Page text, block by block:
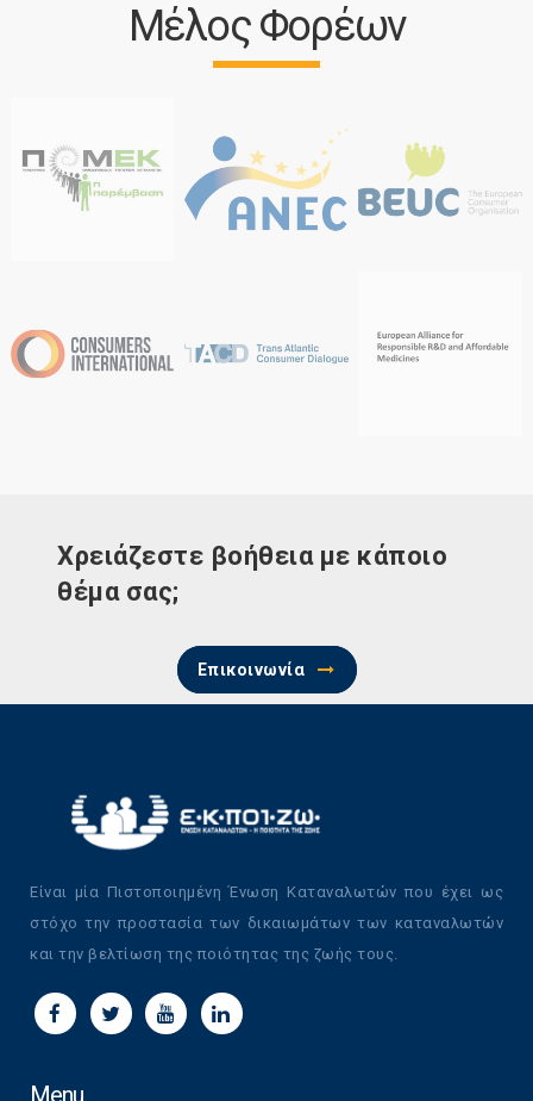
Μέλος Φορέων
Χρειάζεστε βοήθεια με κάποιο
θέμα σας;
Επικοινωνία
Είναι μία Πιστοποιημένη Ένωση Καταναλωτών που έχει ως
στόχο την προστασία των δικαιωμάτων των καταναλωτών
και την βελτίωση της ποιότητας της ζωής τους.
Menu